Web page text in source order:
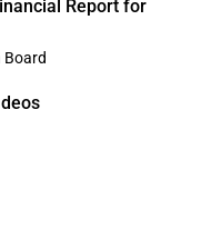
Report for
Board